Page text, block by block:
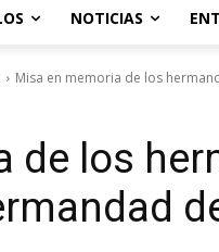
NOTICIAS
Misa en memoria de los
de los